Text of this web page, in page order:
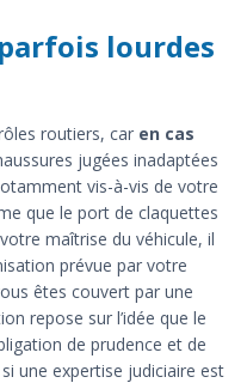
lourdes
routiers, car en cas
jugées inadaptées
vis-à-vis de votre
que le port de claquettes
maîtrise du véhicule, il
prévue par votre
êtes couvert par une
repose sur l’idée que le
de prudence et de
une expertise judiciaire est